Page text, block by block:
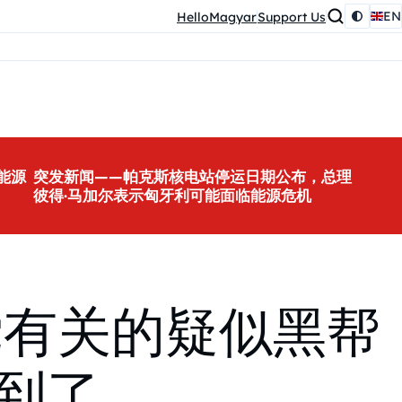
HelloMagyarSupport Us EN
源 突发新闻——帕克斯核电站停运日期公布，总理
彼得·马加尔表示匈牙利可能面临能源危机
关的疑似黑帮